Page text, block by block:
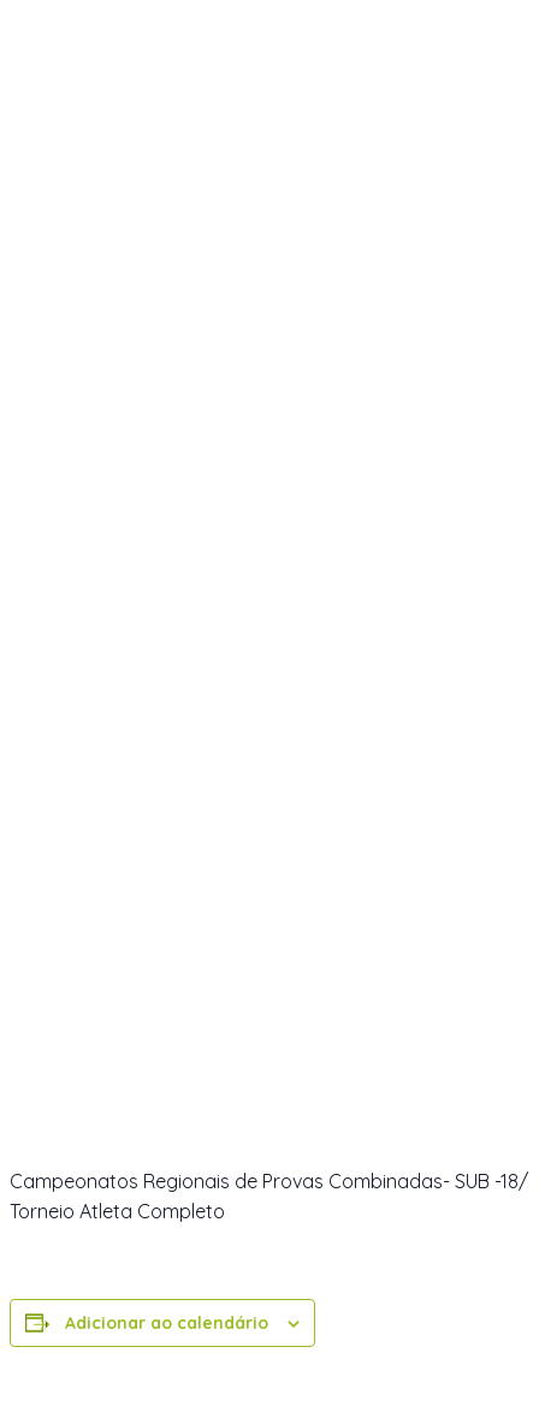
Campeonatos Regionais de Provas Combinadas- SUB -18/
Torneio Atleta Completo
Adicionar ao calendário